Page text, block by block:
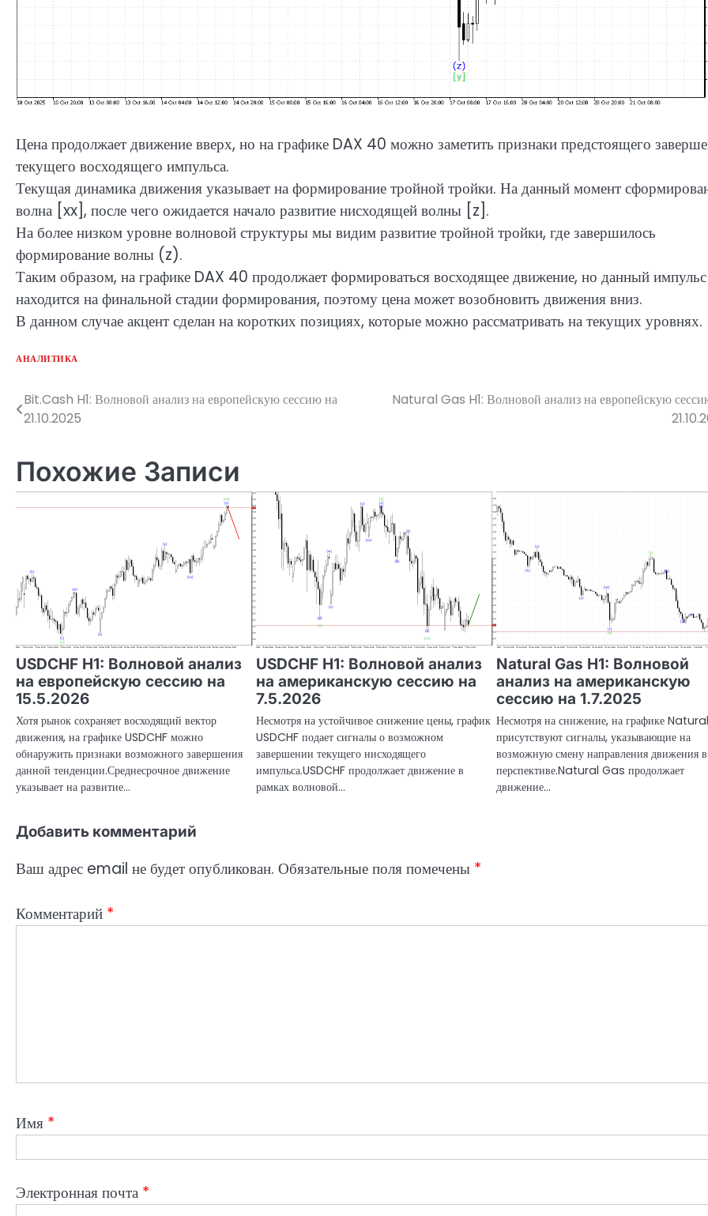
Цена продолжает движение вверх, но на графике DAX 40 можно заметить признаки предстоящего
текущего восходящего импульса.
Текущая динамика движения указывает на формирование тройной тройки. На данный момент
волна [xx], после чего ожидается начало развитие нисходящей волны [z].
На более низком уровне волновой структуры мы видим развитие тройной тройки, где завершилось
формирование волны (z).
Таким образом, на графике DAX 40 продолжает формироваться восходящее движение, но данный импульс
находится на финальной стадии формирования, поэтому цена может возобновить движения вниз.
В данном случае акцент сделан на коротких позициях, которые можно рассматривать на текущих уровнях.
АНАЛИТИКА
Навигация
записям
Bit.Cash H1: Волновой анализ на европейскую сессию на
21.10.2025
Natural Gas H1: Волновой анализ на европейскую
Похожие Записи
USDCHF H1: Волновой анализ
на европейскую сессию на
15.5.2026
Хотя рынок сохраняет восходящий вектор
движения, на графике USDCHF можно
обнаружить признаки возможного завершения
данной тенденции.Среднесрочное движение
указывает на развитие…
USDCHF H1: Волновой анализ
на американскую сессию на
7.5.2026
Несмотря на устойчивое снижение цены, график
USDCHF подает сигналы о возможном
завершении текущего нисходящего
импульса.USDCHF продолжает движение в
рамках волновой…
Natural Gas H1: Волновой
анализ на американскую
сессию на 1.7.2025
Несмотря на снижение, на графике
присутствуют сигналы, указывающие на
возможную смену направления движения в
перспективе.Natural Gas продолжает
движение…
Добавить комментарий
Ваш адрес email не будет опубликован. Обязательные поля помечены *
Комментарий *
Имя *
Электронная почта *